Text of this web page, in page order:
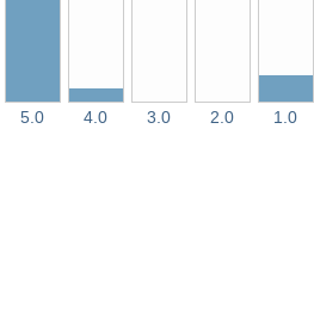
5.0 4.0 3.0 2.0 1.0